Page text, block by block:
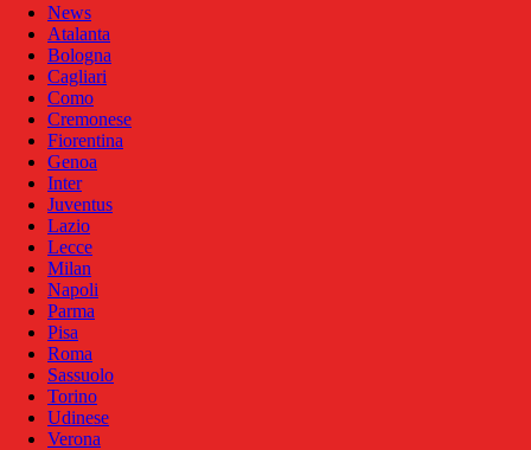
News
Atalanta
Bologna
Cagliari
Como
Cremonese
Fiorentina
Genoa
Inter
Juventus
Lazio
Lecce
Milan
Napoli
Parma
Pisa
Roma
Sassuolo
Torino
Udinese
Verona